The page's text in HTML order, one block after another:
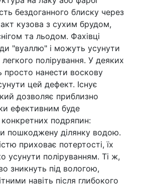
бездоганного блиску через
кузова з сухим брудом,
та льодом. Фахівці
"вуаллю" і можуть усунути
полірування. У деяких
просто нанести воскову
цей дефект. Існує
дозволяє приблизно
ефективним буде
конкретних подряпин:
пошкоджену ділянку водою.
приховає потертості, їх
усунути поліруванням. Ті ж,
зникнуть під вологою,
навіть після глибокого